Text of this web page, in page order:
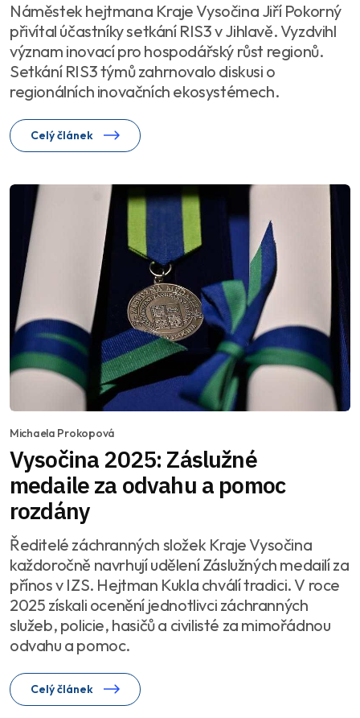
Náměstek hejtmana Kraje Vysočina Jiří Pokorný
přivítal účastníky setkání RIS3 v Jihlavě. Vyzdvihl
význam inovací pro hospodářský růst regionů.
Setkání RIS3 týmů zahrnovalo diskusi o
regionálních inovačních ekosystémech.
Celý článek
Michaela Prokopová
Vysočina 2025: Záslužné
medaile za odvahu a pomoc
rozdány
Ředitelé záchranných složek Kraje Vysočina
každoročně navrhují udělení Záslužných medailí za
přínos v IZS. Hejtman Kukla chválí tradici. V roce
2025 získali ocenění jednotlivci záchranných
služeb, policie, hasičů a civilisté za mimořádnou
odvahu a pomoc.
Celý článek